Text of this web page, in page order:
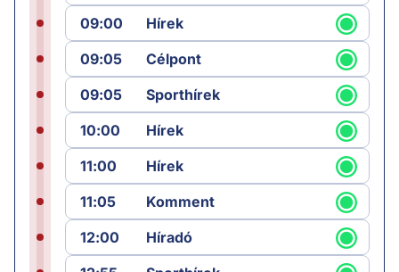
09:00
Hírek
09:05
Célpont
09:05
Sporthírek
10:00
Hírek
11:00
Hírek
11:05
Komment
12:00
Híradó